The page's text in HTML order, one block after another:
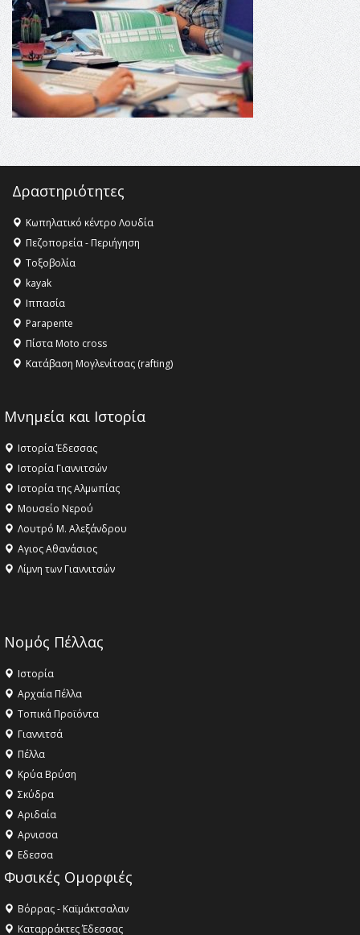
16:35 -Το πρόγραμμα του ΠΑΟΚ στον δεύτερο γύρο του
Champions League!
16:27 -Όλυμπος: Εντάχθηκε στον Κατάλογο Παγκόσμιας
Κληρονομιάς της UNESCO – Ομόφωνη η απόφαση Ο
Όλυμπος αναγνωρίστηκε ως φυσικό και πολιτιστικό
αγαθό εξέχουσας οικουμενικής αξίας για την
ανθρωπότητα
16:18 - ΕΝΟΡΙΑΚΕΣ ΚΑΛΟΚΑΙΡΙΝΕΣ ΔΡΑΣΕΙΣ ΓΙΑ ΠΑΙΔΙΑ
ΣΤΗΝ ΕΔΕΣΣΑ
Δραστηριότητες
Κωπηλατικό κέντρο Λουδία
Πεζοπορεία - Περιήγηση
Τοξοβολία
kayak
Ιππασία
Parapente
Πίστα Moto cross
Κατάβαση Μογλενίτσας (rafting)
Μνημεία και Ιστορία
Ιστορία Έδεσσας
Ιστορία Γιαννιτσών
Ιστορία της Αλμωπίας
Μουσείο Νερού
Λουτρό Μ. Αλεξάνδρου
Αγιος Αθανάσιος
Λίμνη των Γιαννιτσών
Νομός Πέλλας
Ιστορία
Αρχαία Πέλλα
Τοπικά Προϊόντα
Γιαννιτσά
Πέλλα
Κρύα Βρύση
Σκύδρα
Αριδαία
Aρνισσα
Eδεσσα
Φυσικές Ομορφιές
Βόρρας - Καϊμάκτσαλαν
Καταρράκτες Έδεσσας